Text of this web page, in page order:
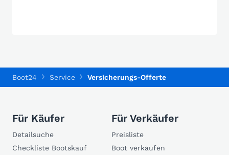
Boot24 Service Versicherungs-Offerte
Für Käufer
Detailsuche
Checkliste Bootskauf
Für Verkäufer
Preisliste
Boot verkaufen